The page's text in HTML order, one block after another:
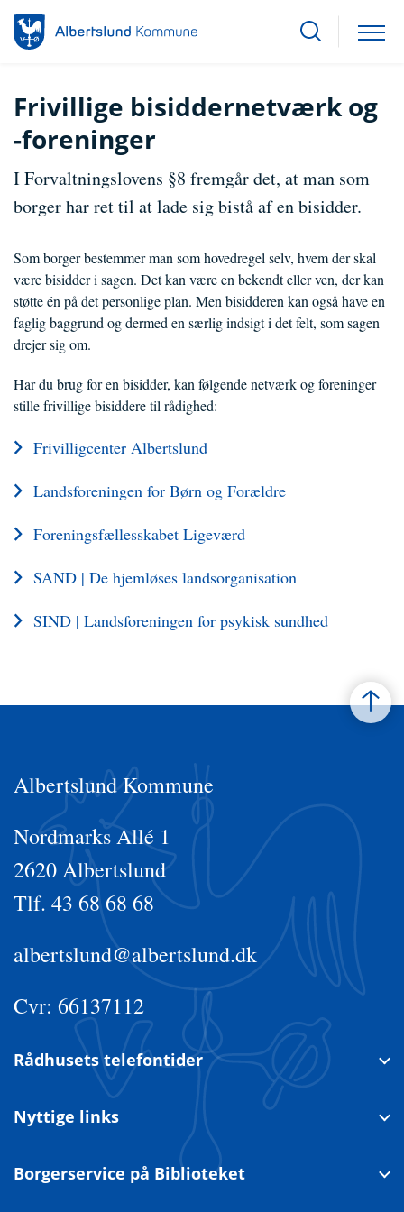
Frivillige bisiddernetværk og
-foreninger
I Forvaltningslovens §8 fremgår det, at man som
borger har ret til at lade sig bistå af en bisidder.
Som borger bestemmer man som hovedregel selv, hvem der skal
være bisidder i sagen. Det kan være en bekendt eller ven, der kan
støtte én på det personlige plan. Men bisidderen kan også have en
faglig baggrund og dermed en særlig indsigt i det felt, som sagen
drejer sig om.
Har du brug for en bisidder, kan følgende netværk og foreninger
stille frivillige bisiddere til rådighed:
Frivilligcenter Albertslund
Landsforeningen for Børn og Forældre
Foreningsfællesskabet Ligeværd
SAND | De hjemløses landsorganisation
SIND | Landsforeningen for psykisk sundhed
Albertslund Kommune
Nordmarks Allé 1
2620 Albertslund
Tlf. 43 68 68 68
albertslund@albertslund.dk
Cvr: 66137112
Rådhusets telefontider
Nyttige links
Borgerservice på Biblioteket